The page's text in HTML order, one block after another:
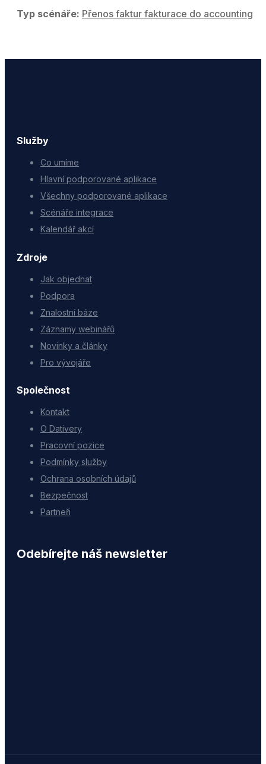
Typ scénáře: Přenos faktur fakturace do accounting
Služby
Co umíme
Hlavní podporované aplikace
Všechny podporované aplikace
Scénáře integrace
Kalendář akcí
Zdroje
Jak objednat
Podpora
Znalostní báze
Záznamy webinářů
Novinky a články
Pro vývojáře
Společnost
Kontakt
O Dativery
Pracovní pozice
Podmínky služby
Ochrana osobních údajů
Bezpečnost
Partneři
Odebírejte náš newsletter